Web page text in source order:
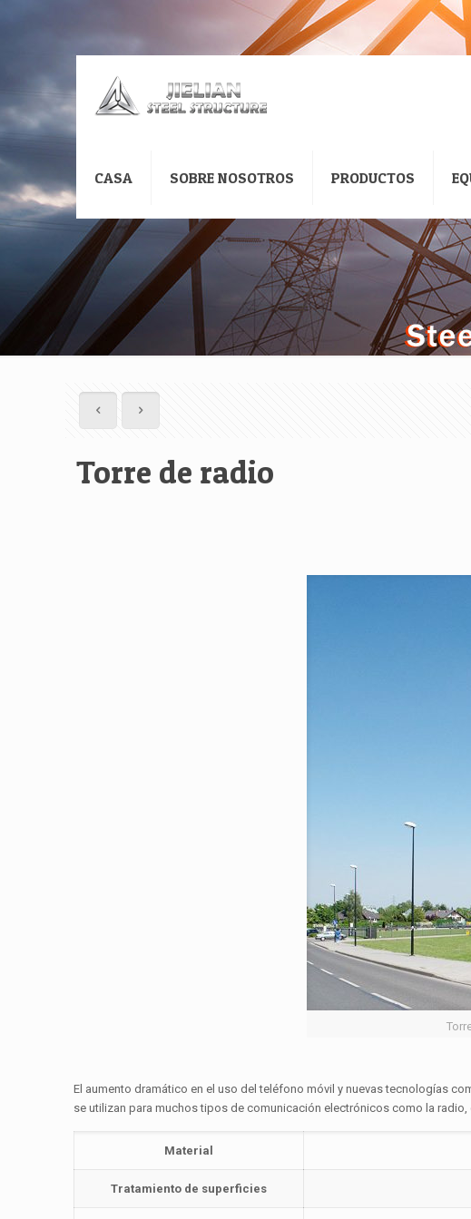
CASA SOBRE NOSOTROS PRODUCTOS
Torre de radio
El aumento dramático en el uso del teléfono móvil y nuevas tecnologías
se utilizan para muchos tipos de comunicación electrónicos como la
Material
Tratamiento de superficies